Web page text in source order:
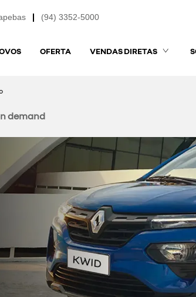
(94) 3352-5000
OFERTA VENDAS DIRETAS
demand